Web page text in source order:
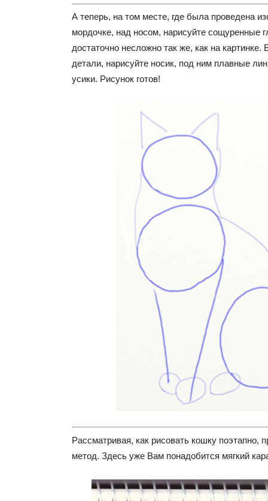
А теперь, на том месте, где была проведена
мордочке, над носом, нарисуйте сощуренные
достаточно несложно так же, как на
детали, нарисуйте носик, под ним плавные
усики. Рисунок готов!
Рассматривая, как рисовать кошку поэтапно,
метод. Здесь уже Вам понадобится мягкий